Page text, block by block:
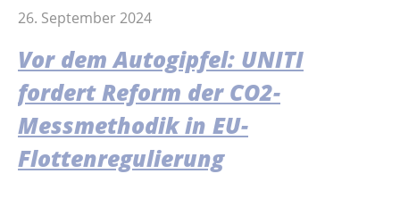
26. September 2024
Vor dem Autogipfel: UNITI
fordert Reform der CO2-
Messmethodik in EU-
Flottenregulierung